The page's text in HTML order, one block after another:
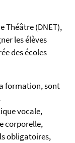
Théâtre (DNET),
les élèves
des écoles
formation, sont
vocale,
corporelle,
obligatoires,